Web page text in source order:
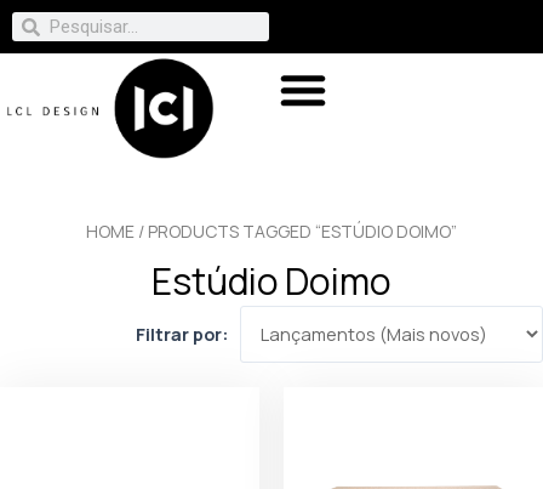
HOME / PRODUCTS TAGGED “ESTÚDIO DOIMO”
Estúdio Doimo
Filtrar por: